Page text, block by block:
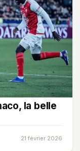
la belle
21 février 2026